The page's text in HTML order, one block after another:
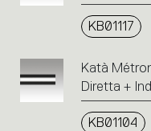
KB01117
Katà
Diretta +
KB01104